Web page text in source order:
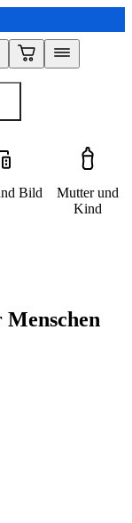
Bild
Mutter und
Kind